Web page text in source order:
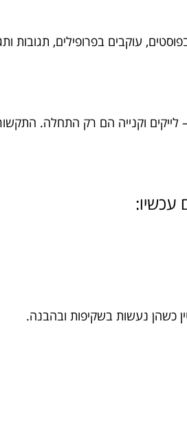
עוקבים בפרופילים, תגובות
לייקים וקנייה הם רק התחלה.
כשהן נעשות בשקיפות ובהבנה.